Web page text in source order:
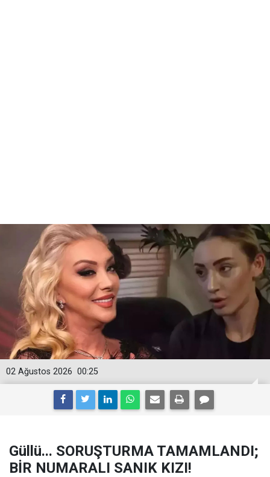
00:25
02 Ağustos 2026
Güllü... SORUŞTURMA TAMAMLANDI;
BİR NUMARALI SANIK KIZI!